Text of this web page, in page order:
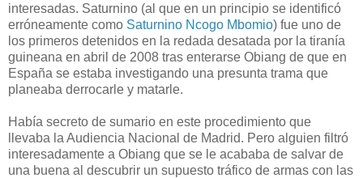
interesadas. Saturnino (al que en un principio se identificó
erróneamente como Saturnino Ncogo Mbomio) fue uno de
los primeros detenidos en la redada desatada por la tiranía
guineana en abril de 2008 tras enterarse Obiang de que en
España se estaba investigando una presunta trama que
planeaba derrocarle y matarle.
Había secreto de sumario en este procedimiento que
llevaba la Audiencia Nacional de Madrid. Pero alguien filtró
interesadamente a Obiang que se le acababa de salvar de
una buena al descubrir un supuesto tráfico de armas con las